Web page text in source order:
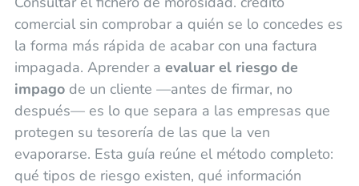
comercial sin comprobar a quién se lo concedes es
la forma más rápida de acabar con una factura
impagada. Aprender a evaluar el riesgo de
impagode un cliente —antes de firmar, no
después— es lo que separa a las empresas que
protegen su tesorería de las que la ven
evaporarse. Esta guía reúne el método completo:
qué tipos de riesgo existen, qué información